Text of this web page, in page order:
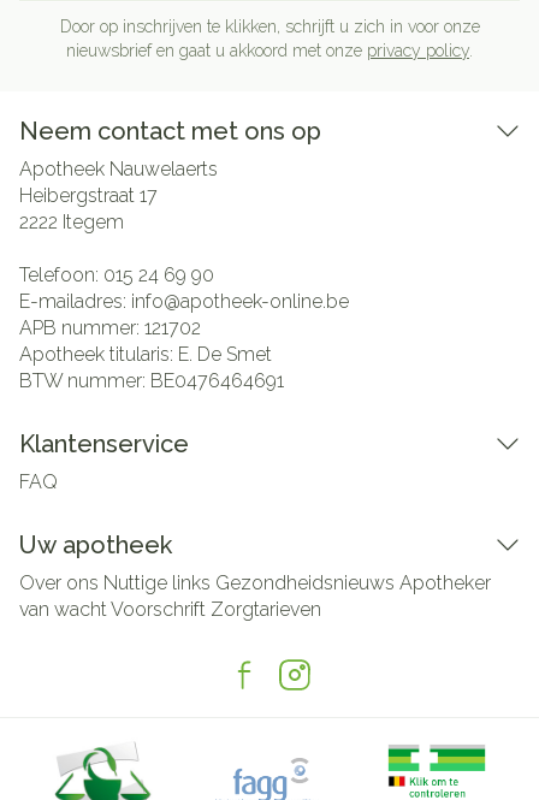
Door op inschrijven te klikken, schrijft u zich in voor onze
nieuwsbrief en gaat u akkoord met onze privacy policy
Neem contact met ons op
Apotheek Nauwelaerts
Heibergstraat 17
2222 Itegem
Telefoon: 015 24 69 90
E-mailadres: info@apotheek-online.be
APB nummer: 121702
Apotheek titularis: E. De Smet
BTW nummer: BE0476464691
Klantenservice
FAQ
Uw apotheek
Over ons Nuttige links Gezondheidsnieuws Apotheker
van wachtVoorschrift Zorgtarieven